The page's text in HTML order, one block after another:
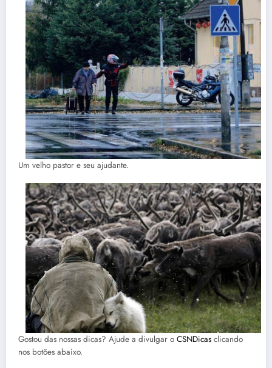
Um velho pastor e seu ajudante.
Gostou das nossas dicas? Ajude a divulgar o CSNDicas clicando
nos botões abaixo.